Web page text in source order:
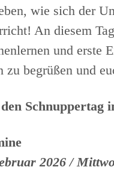
wie sich der
An diesem
und erste
zu begrüßen und
Schnuppertag
2026 /